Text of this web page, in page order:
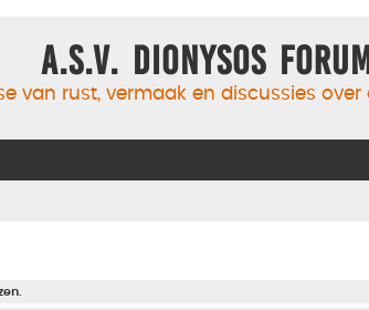
A.S.V. Dionysos Forum
van rust, vermaak en discussies